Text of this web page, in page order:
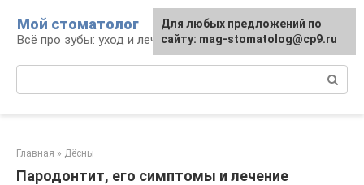
контенту
Мой стоматолог
Всё про зубы: уход и лечение
Главная » Дёсны
Пародонтит, его симптомы и лечение
Для любых предложений по
сайту: mag-stomatolog@cp9.ru